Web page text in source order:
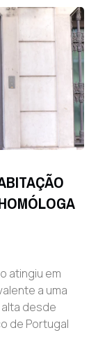
atingiu em
a uma
alta desde
de Portugal